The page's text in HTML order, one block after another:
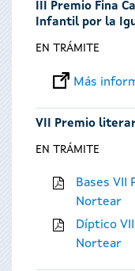
III Premio Fina
Infantil por la
EN TRÁMITE
Más
VII Premio
EN TRÁMITE
Bases
Nortear
Díptico
Nortear